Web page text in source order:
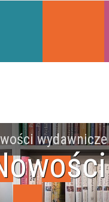
wydawnicze